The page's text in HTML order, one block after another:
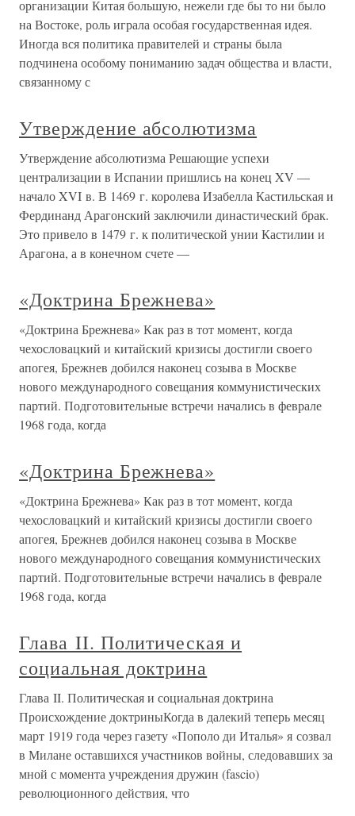
организации Китая большую, нежели где бы то ни было
на Востоке, роль играла особая государственная идея.
Иногда вся политика правителей и страны была
подчинена особому пониманию задач общества и власти,
связанному с
Утверждение абсолютизма
Утверждение абсолютизма Решающие успехи
централизации в Испании пришлись на конец XV —
начало XVI в. В 1469 г. королева Изабелла Кастильская и
Фердинанд Арагонский заключили династический брак.
Это привело в 1479 г. к политической унии Кастилии и
Арагона, а в конечном счете —
«Доктрина Брежнева»
«Доктрина Брежнева» Как раз в тот момент, когда
чехословацкий и китайский кризисы достигли своего
апогея, Брежнев добился наконец созыва в Москве
нового международного совещания коммунистических
партий. Подготовительные встречи начались в феврале
1968 года, когда
«Доктрина Брежнева»
«Доктрина Брежнева» Как раз в тот момент, когда
чехословацкий и китайский кризисы достигли своего
апогея, Брежнев добился наконец созыва в Москве
нового международного совещания коммунистических
партий. Подготовительные встречи начались в феврале
1968 года, когда
Глава II. Политическая и
социальная доктрина
Глава II. Политическая и социальная доктрина
Происхождение доктриныКогда в далекий теперь месяц
март 1919 года через газету «Пополо ди Италья» я созвал
в Милане оставшихся участников войны, следовавших за
мной с момента учреждения дружин (fascio)
революционного действия, что